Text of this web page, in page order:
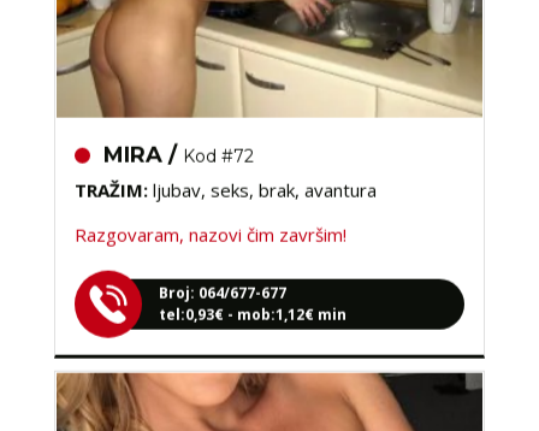
MIRA /
TRAŽIM:ljubav, seks, brak, avantura
Razgovaram, nazovi čim završim!
tel:0,93€ - mob:1,12€ min